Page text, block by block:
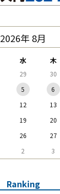
2026年 8月
水 木
29 30
5 6
12 13
19 20
26 27
2 3
Ranking